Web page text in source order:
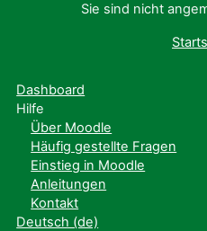
Sie sind nicht
Dashboard
Hilfe
Über Moodle
Häufig gestellte Fragen
Einstieg in Moodle
Anleitungen
Kontakt
Deutsch ‎(de)‎